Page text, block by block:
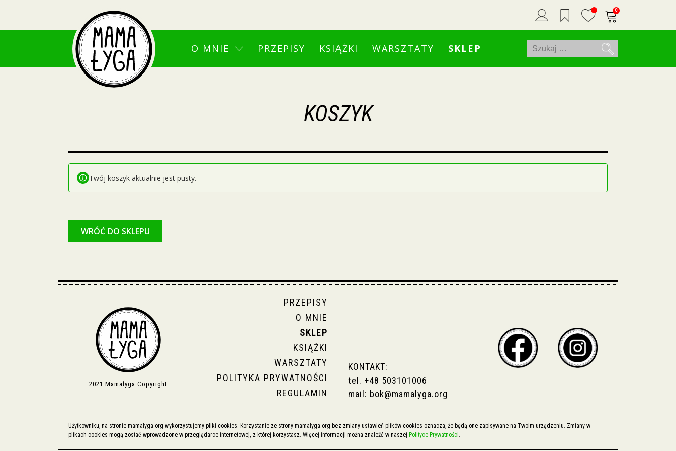
0
O MNIE PRZEPISY KSIĄŻKI WARSZTATY SKLEP Szukaj:
KOSZYK
Twój koszyk aktualnie jest pusty.
WRÓĆ DO SKLEPU
2021 Mamałyga Copyright
PRZEPISY
O MNIE
SKLEP
KSIĄŻKI
WARSZTATY
POLITYKA PRYWATNOŚCI
REGULAMIN
KONTAKT:
tel. +48 503101006
mail: bok@mamalyga.org
Użytkowniku, na stronie mamalyga.org wykorzystujemy pliki cookies. Korzystanie ze strony mamalyga.org bez zmiany ustawień plików cookies oznacza, że będą one zapisywane na Twoim urządzeniu. Zmiany w
plikach cookies mogą zostać wprowadzone w przeglądarce internetowej, z której korzystasz. Więcej informacji można znaleźć w naszej Polityce Prywatności.